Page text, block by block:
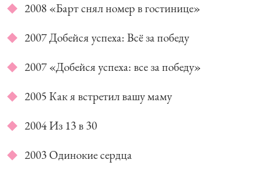
2008 «Барт снял номер в гостинице»
2007 Добейся успеха: Всё за победу
2007 «Добейся успеха: все за победу»
2005 Как я встретил вашу маму
2004 Из 13 в 30
2003 Одинокие сердца